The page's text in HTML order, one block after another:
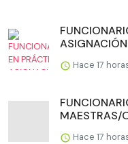
Hace 17
Hace 17